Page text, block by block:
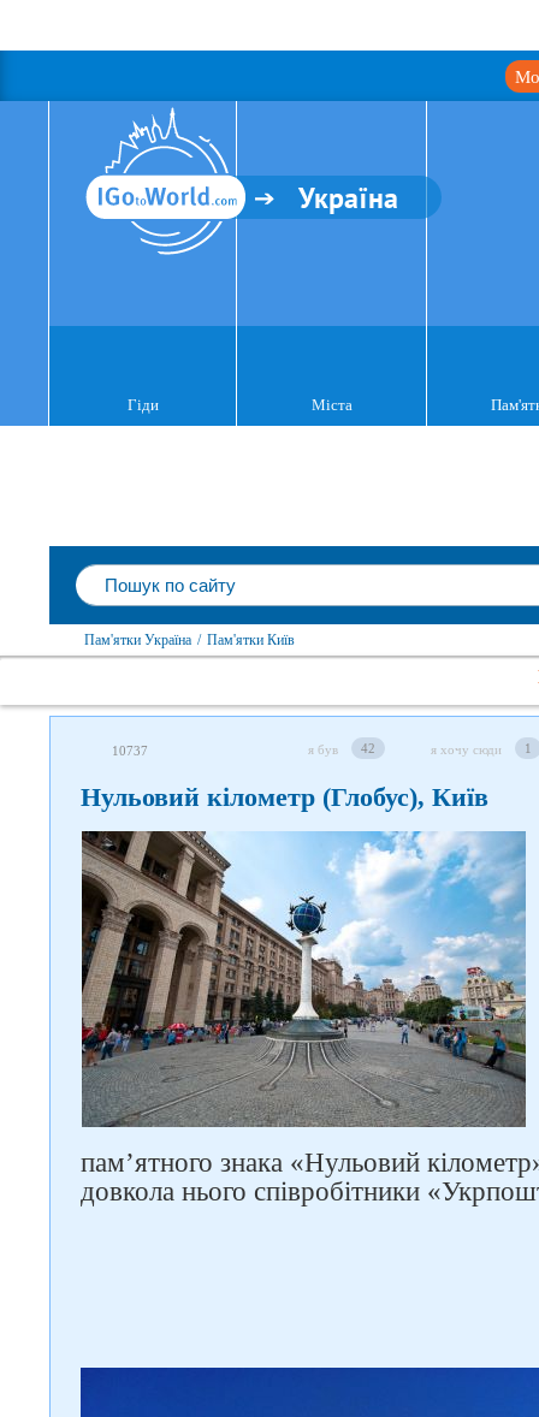
Україна
Гіди Міста
Пам'ятки Україна / Пам'ятки Київ
10737 я був 42 я хочу сюди 1
Нульовий кілометр (Глобус), Київ
пам’ятного знака «Нульовий
довкола нього співробітники